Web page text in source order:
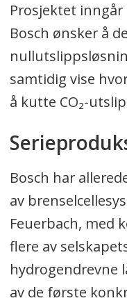
Prosjektet
Bosch ønsker å
samtidig vise
å kutte CO₂-
Bosch har
av
Feuerbach, med
flere av
hydrogendrevne
av de første